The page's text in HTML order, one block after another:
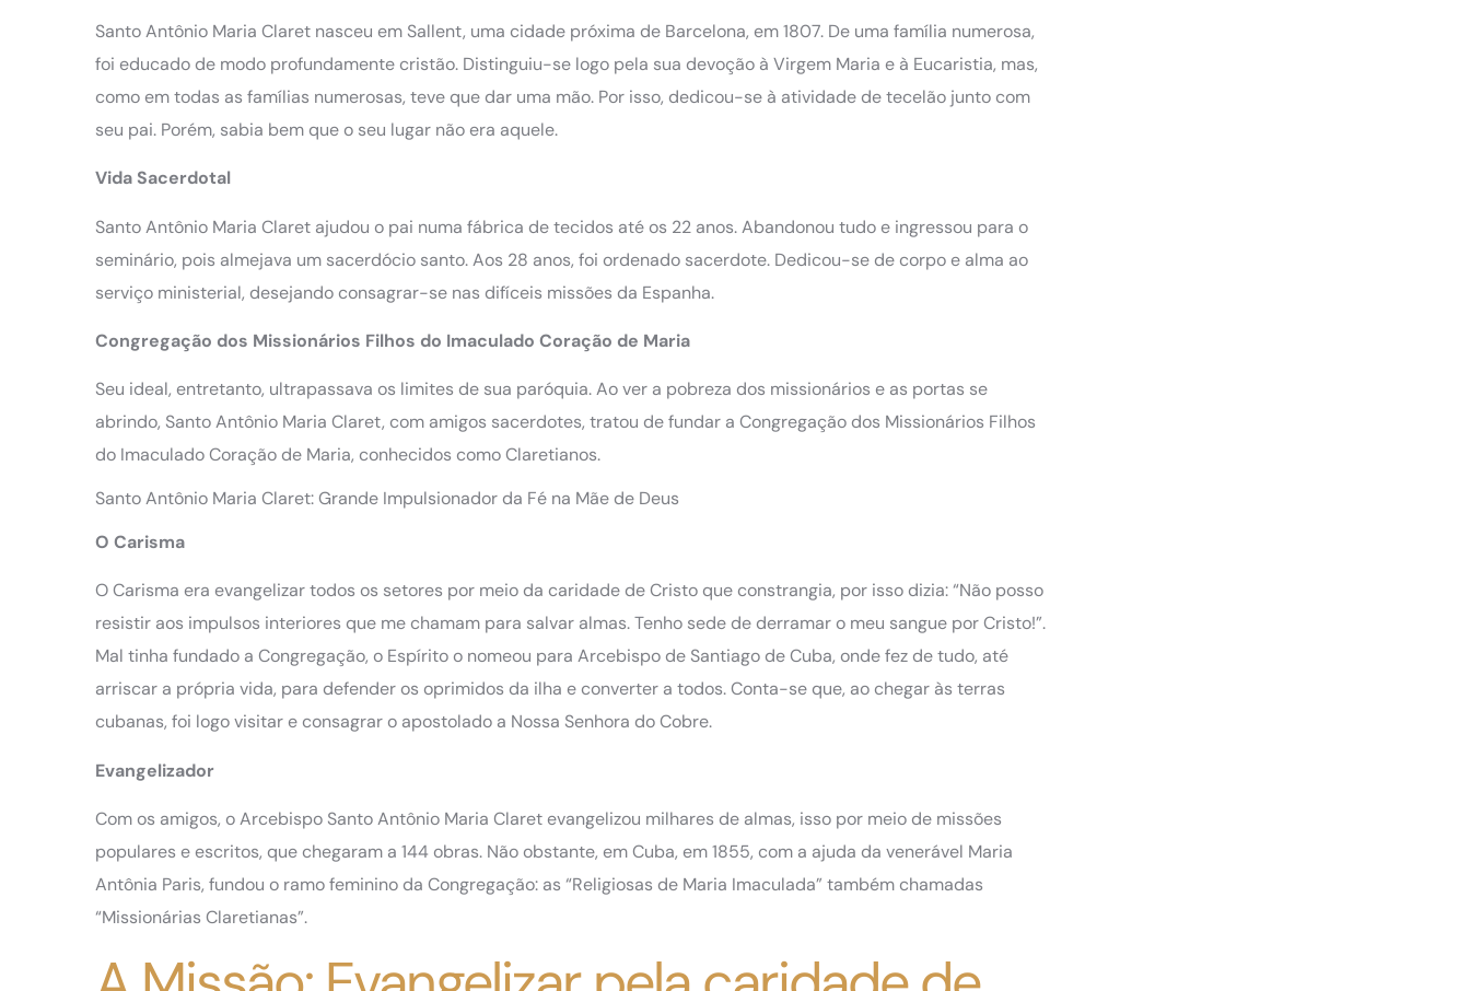
Santo Antônio Maria Claret nasceu em Sallent, uma cidade próxima de Barcelona, em 1807. De uma família numerosa,
foi educado de modo profundamente cristão. Distinguiu-se logo pela sua devoção à Virgem Maria e à Eucaristia, mas,
como em todas as famílias numerosas, teve que dar uma mão. Por isso, dedicou-se à atividade de tecelão junto com
seu pai. Porém, sabia bem que o seu lugar não era aquele.
Vida Sacerdotal
Santo Antônio Maria Claret ajudou o pai numa fábrica de tecidos até os 22 anos. Abandonou tudo e ingressou para o
seminário, pois almejava um sacerdócio santo. Aos 28 anos, foi ordenado sacerdote. Dedicou-se de corpo e alma ao
serviço ministerial, desejando consagrar-se nas difíceis missões da Espanha.
Congregação dos Missionários Filhos do Imaculado Coração de Maria
Seu ideal, entretanto, ultrapassava os limites de sua paróquia. Ao ver a pobreza dos missionários e as portas se
abrindo, Santo Antônio Maria Claret, com amigos sacerdotes, tratou de fundar a Congregação dos Missionários Filhos
do Imaculado Coração de Maria, conhecidos como Claretianos.
Santo Antônio Maria Claret: Grande Impulsionador da Fé na Mãe de Deus
O Carisma
O Carisma era evangelizar todos os setores por meio da caridade de Cristo que constrangia, por isso dizia: “Não posso
resistir aos impulsos interiores que me chamam para salvar almas. Tenho sede de derramar o meu sangue por Cristo!”.
Mal tinha fundado a Congregação, o Espírito o nomeou para Arcebispo de Santiago de Cuba, onde fez de tudo, até
arriscar a própria vida, para defender os oprimidos da ilha e converter a todos. Conta-se que, ao chegar às terras
cubanas, foi logo visitar e consagrar o apostolado a Nossa Senhora do Cobre.
Evangelizador
Com os amigos, o Arcebispo Santo Antônio Maria Claret evangelizou milhares de almas, isso por meio de missões
populares e escritos, que chegaram a 144 obras. Não obstante, em Cuba, em 1855, com a ajuda da venerável Maria
Antônia Paris, fundou o ramo feminino da Congregação: as “Religiosas de Maria Imaculada” também chamadas
“Missionárias Claretianas”.